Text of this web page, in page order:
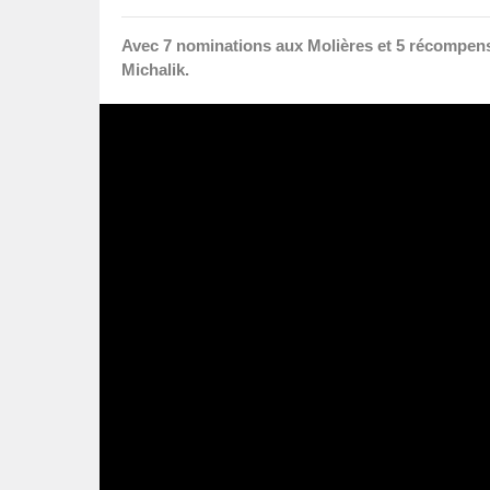
Avec 7 nominations aux Molières et 5
Michalik.